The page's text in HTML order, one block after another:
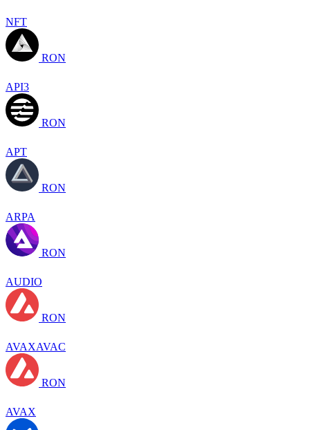
NFT
RON
API3
RON
APT
RON
ARPA
RON
AUDIO
RON
AVAXAVAC
RON
AVAX